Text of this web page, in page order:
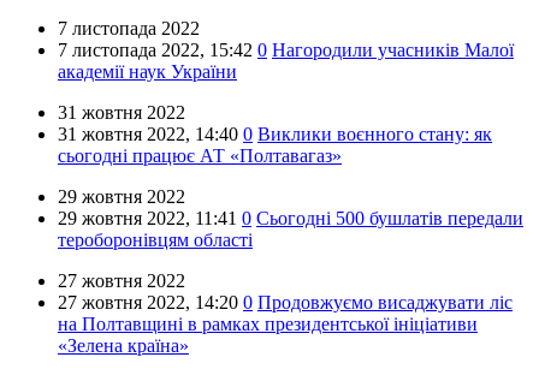
7 листопада 2022
7 листопада 2022, 15:42 0 Нагородили учасників Малої
академії наук України
31 жовтня 2022
31 жовтня 2022, 14:40 0 Виклики воєнного стану: як
сьогодні працює АТ «Полтавагаз»
29 жовтня 2022
29 жовтня 2022, 11:41 0 Сьогодні 500 бушлатів передали
тероборонівцям області
27 жовтня 2022
27 жовтня 2022, 14:20 0 Продовжуємо висаджувати ліс
на Полтавщині в рамках президентської ініціативи
«Зелена країна»